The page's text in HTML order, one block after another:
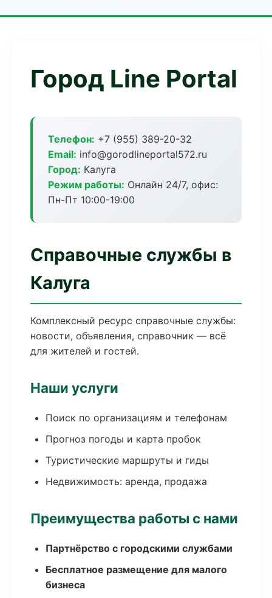
Город Line Portal
Телефон: +7 (955) 389-20-32
Email: info@gorodlineportal572.ru
Город: Калуга
Режим работы: Онлайн 24/7, офис:
Пн-Пт 10:00-19:00
Справочные службы в
Калуга
Комплексный ресурс справочные службы:
новости, объявления, справочник — всё
для жителей и гостей.
Наши услуги
Поиск по организациям и телефонам
Прогноз погоды и карта пробок
Туристические маршруты и гиды
Недвижимость: аренда, продажа
Преимущества работы с нами
Партнёрство с городскими службами
Бесплатное размещение для малого
бизнеса